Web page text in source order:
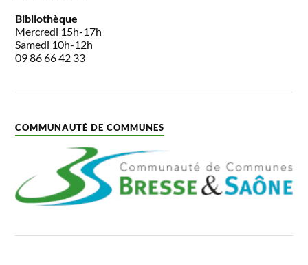
Bibliothèque
Mercredi 15h-17h
Samedi 10h-12h
09 86 66 42 33
COMMUNAUTÉ DE COMMUNES